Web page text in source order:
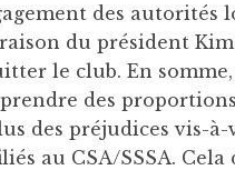
des autorités
du président
le club. En
des
des préjudices vis-à-
au CSA/SSSA.